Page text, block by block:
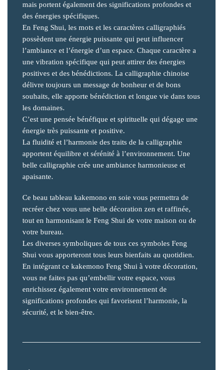
mais portent également des significations profondes et
des énergies spécifiques.
En Feng Shui, les mots et les caractères calligraphiés
possèdent une énergie puissante qui peut influencer
l’ambiance et l’énergie d’un espace. Chaque caractère a
une vibration spécifique qui peut attirer des énergies
positives et des bénédictions. La calligraphie chinoise
délivre toujours un message de bonheur et de bons
souhaits, elle apporte bénédiction et longue vie dans tous
les domaines.
C’est une pensée bénéfique et spirituelle qui dégage une
énergie très puissante et positive.
La fluidité et l’harmonie des traits de la calligraphie
apportent équilibre et sérénité à l’environnement. Une
belle calligraphie crée une ambiance harmonieuse et
apaisante.
Ce beau tableau kakemono en soie vous permettra de
recréer chez vous une belle décoration zen et raffinée,
tout en harmonisant le Feng Shui de votre maison ou de
votre bureau.
Les diverses symboliques de tous ces symboles Feng
Shui vous apporteront tous leurs bienfaits au quotidien.
En intégrant ce kakemono Feng Shui à votre décoration,
vous ne faites pas qu’embellir votre espace, vous
enrichissez également votre environnement de
significations profondes qui favorisent l’harmonie, la
sécurité, et le bien-être.